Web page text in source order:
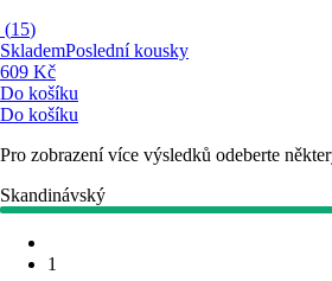
(15)
SklademPoslední kousky
609 Kč
Do košíku
Do košíku
Pro zobrazení více výsledků odeberte
Skandinávský
1